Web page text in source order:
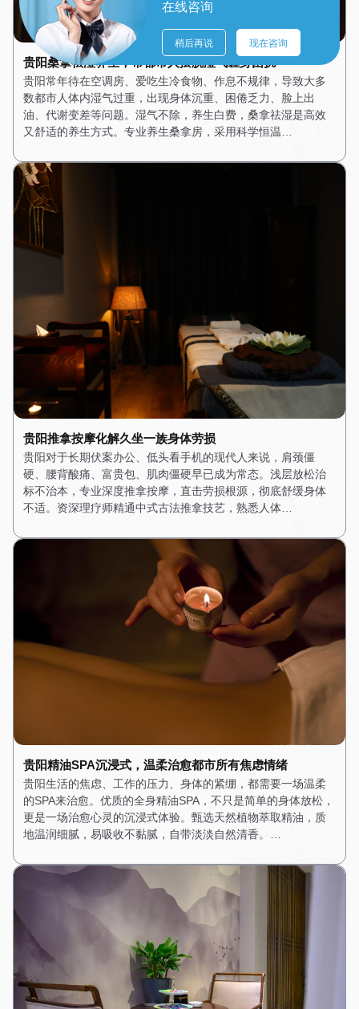
在线咨询
稍后再说 现在咨询
贵阳桑拿祛湿养生，帮都市人摆脱湿气缠身困扰
贵阳常年待在空调房、爱吃生冷食物、作息不规律，导致大多
数都市人体内湿气过重，出现身体沉重、困倦乏力、脸上出
油、代谢变差等问题。湿气不除，养生白费，桑拿祛湿是高效
又舒适的养生方式。专业养生桑拿房，采用科学恒温…
贵阳推拿按摩化解久坐一族身体劳损
贵阳对于长期伏案办公、低头看手机的现代人来说，肩颈僵
硬、腰背酸痛、富贵包、肌肉僵硬早已成为常态。浅层放松治
标不治本，专业深度推拿按摩，直击劳损根源，彻底舒缓身体
不适。资深理疗师精通中式古法推拿技艺，熟悉人体…
贵阳精油SPA沉浸式，温柔治愈都市所有焦虑情绪
贵阳生活的焦虑、工作的压力、身体的紧绷，都需要一场温柔
的SPA来治愈。优质的全身精油SPA，不只是简单的身体放松，
更是一场治愈心灵的沉浸式体验。甄选天然植物萃取精油，质
地温润细腻，易吸收不黏腻，自带淡淡自然清香。…